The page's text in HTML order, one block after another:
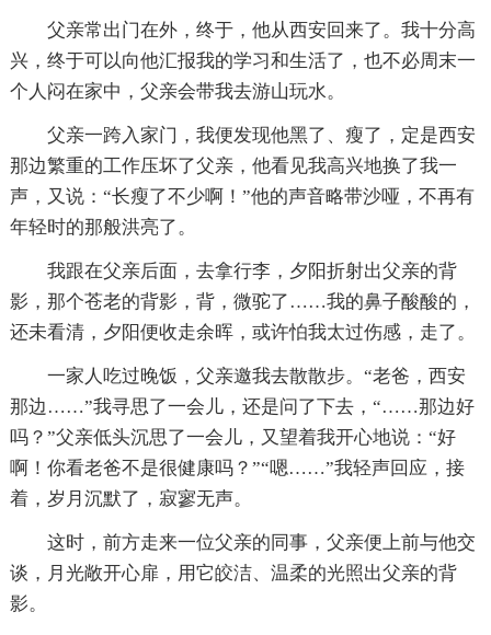
父亲常出门在外，终于，他从西安回来了。我十分高
兴，终于可以向他汇报我的学习和生活了，也不必周末一
个人闷在家中，父亲会带我去游山玩水。
父亲一跨入家门，我便发现他黑了、瘦了，定是西安
那边繁重的工作压坏了父亲，他看见我高兴地换了我一
声，又说：“长瘦了不少啊！”他的声音略带沙哑，不再有
年轻时的那般洪亮了。
我跟在父亲后面，去拿行李，夕阳折射出父亲的背
影，那个苍老的背影，背，微驼了……我的鼻子酸酸的，
还未看清，夕阳便收走余晖，或许怕我太过伤感，走了。
一家人吃过晚饭，父亲邀我去散散步。“老爸，西安
那边……”我寻思了一会儿，还是问了下去，“……那边好
吗？”父亲低头沉思了一会儿，又望着我开心地说：“好
啊！你看老爸不是很健康吗？”“嗯……”我轻声回应，接
着，岁月沉默了，寂寥无声。
这时，前方走来一位父亲的同事，父亲便上前与他交
谈，月光敞开心扉，用它皎洁、温柔的光照出父亲的背
影。